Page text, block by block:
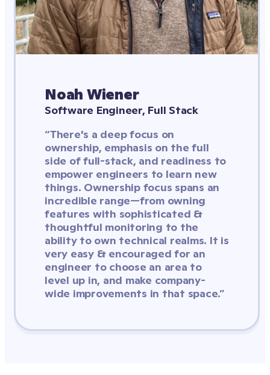
Noah Wiener
Software Engineer, Full Stack
“There's a deep focus on
ownership, emphasis on the full
side of full-stack, and readiness to
empower engineers to learn new
things. Ownership focus spans an
incredible range—from owning
features with sophisticated &
thoughtful monitoring to the
ability to own technical realms. It is
very easy & encouraged for an
engineer to choose an area to
level up in, and make company-
wide improvements in that space.”